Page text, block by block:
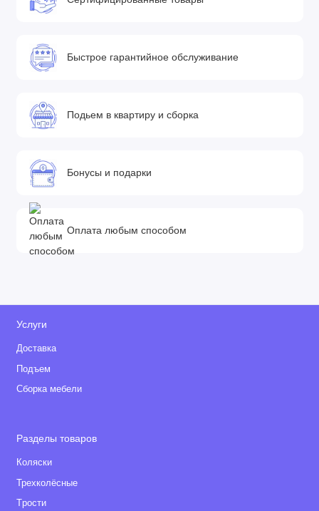
Быстрое гарантийное обслуживание
Подьем в квартиру и сборка
Бонусы и подарки
Оплата любым способом
Услуги
Доставка
Подъем
Сборка мебели
Разделы товаров
Коляски
Трехколёсные
Tрости